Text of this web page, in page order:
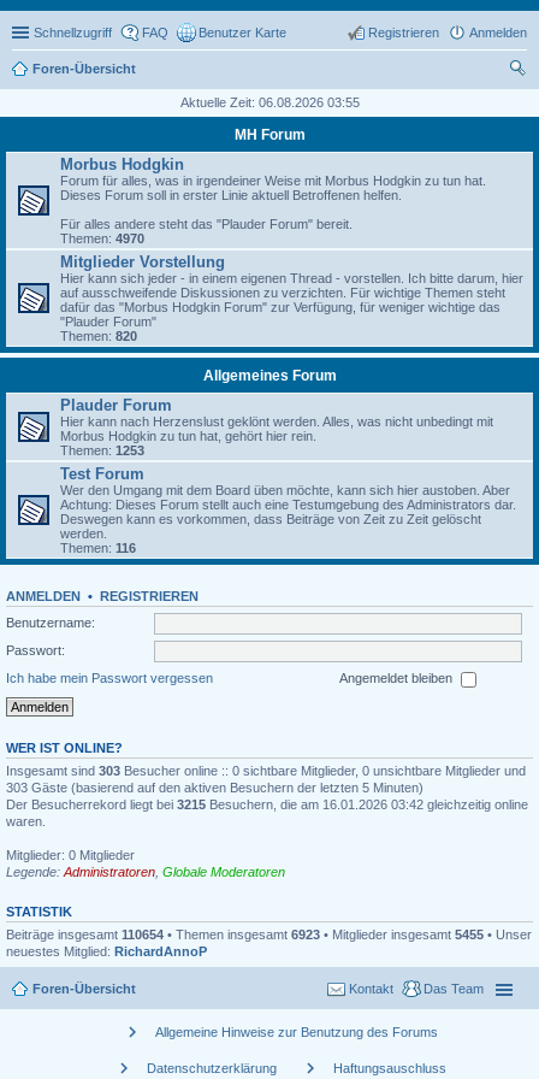
Schnellzugriff FAQ Benutzer Karte Anmelden
Registrieren
Foren-Übersicht
Aktuelle Zeit: 06.08.2026 03:55
MH Forum
Morbus Hodgkin
Forum für alles, was in irgendeiner Weise mit Morbus Hodgkin zu tun hat.
Dieses Forum soll in erster Linie aktuell Betroffenen helfen.
Für alles andere steht das "Plauder Forum" bereit.
Themen: 4970
Mitglieder Vorstellung
Hier kann sich jeder - in einem eigenen Thread - vorstellen. Ich bitte darum, hier
auf ausschweifende Diskussionen zu verzichten. Für wichtige Themen steht
dafür das "Morbus Hodgkin Forum" zur Verfügung, für weniger wichtige das
"Plauder Forum"
Themen: 820
Allgemeines Forum
Plauder Forum
Hier kann nach Herzenslust geklönt werden. Alles, was nicht unbedingt mit
Morbus Hodgkin zu tun hat, gehört hier rein.
Themen: 1253
Test Forum
Wer den Umgang mit dem Board üben möchte, kann sich hier austoben. Aber
Achtung: Dieses Forum stellt auch eine Testumgebung des Administrators dar.
Deswegen kann es vorkommen, dass Beiträge von Zeit zu Zeit gelöscht
werden.
Themen: 116
ANMELDEN • REGISTRIEREN
Benutzername:
Passwort:
Ich habe mein Passwort vergessen
Angemeldet bleiben
WER IST ONLINE?
Insgesamt sind 303 Besucher online :: 0 sichtbare Mitglieder, 0 unsichtbare Mitglieder und
303 Gäste (basierend auf den aktiven Besuchern der letzten 5 Minuten)
Der Besucherrekord liegt bei 3215 Besuchern, die am 16.01.2026 03:42 gleichzeitig online
waren.
Mitglieder: 0 Mitglieder
Legende: Administratoren Globale Moderatoren
STATISTIK
Beiträge insgesamt 110654 • Themen insgesamt 6923 • Mitglieder insgesamt 5455 • Unser
neuestes Mitglied: RichardAnnoP
Foren-Übersicht Das Team
Kontakt
chevron_right Allgemeine Hinweise zur Benutzung des Forums
chevron_right Datenschutzerklärung chevron_right Haftungsauschluss